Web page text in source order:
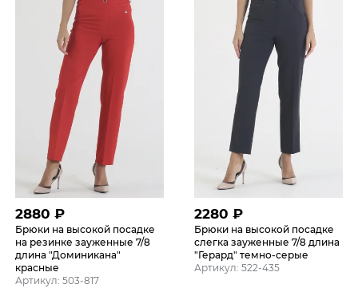
2880 ₽
Брюки на высокой посадке
на резинке зауженные 7/8
длина "Доминикана"
красные
Артикул: 503-817
2280 ₽
Брюки на высокой посадке
слегка зауженные 7/8 длина
"Герард" темно-серые
Артикул: 522-435